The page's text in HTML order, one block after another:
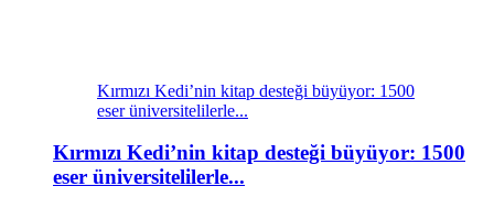
Kırmızı Kedi’nin kitap desteği büyüyor: 1500
eser üniversitelilerle...
Kırmızı Kedi’nin kitap desteği büyüyor: 1500
eser üniversitelilerle...